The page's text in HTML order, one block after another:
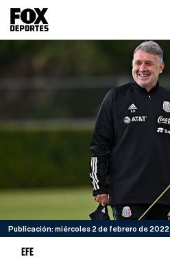
Publicación: miércoles 2 de febrero de 2022
EFE